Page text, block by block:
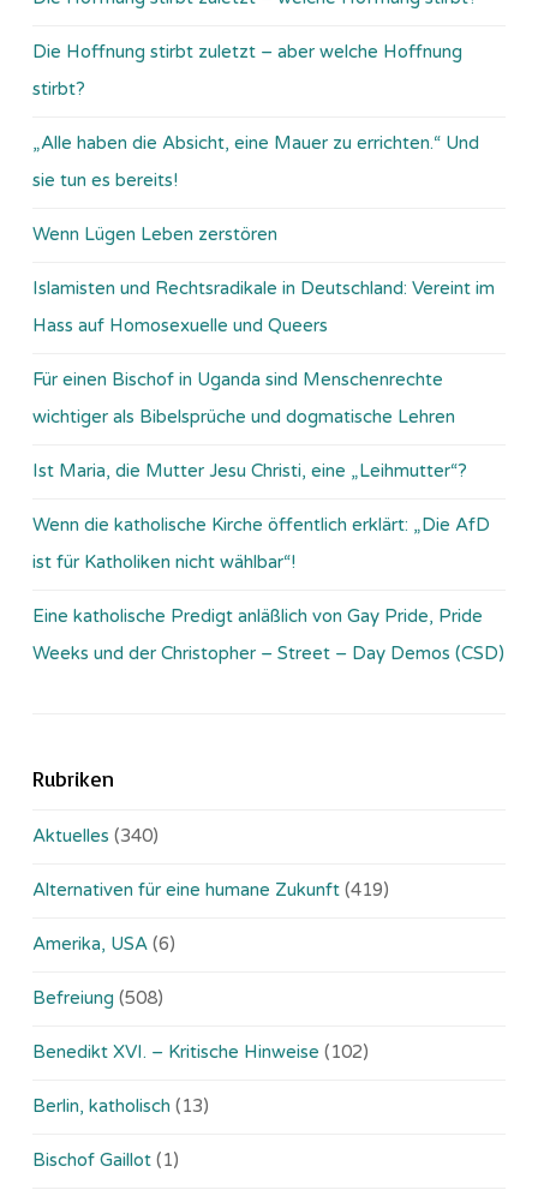
Die Hoffnung stirbt zuletzt – aber welche Hoffnung
stirbt?
„Alle haben die Absicht, eine Mauer zu errichten.“ Und
sie tun es bereits!
Wenn Lügen Leben zerstören
Islamisten und Rechtsradikale in Deutschland: Vereint im
Hass auf Homosexuelle und Queers
Für einen Bischof in Uganda sind Menschenrechte
wichtiger als Bibelsprüche und dogmatische Lehren
Ist Maria, die Mutter Jesu Christi, eine „Leihmutter“?
Wenn die katholische Kirche öffentlich erklärt: „Die AfD
ist für Katholiken nicht wählbar“!
Eine katholische Predigt anläßlich von Gay Pride, Pride
Weeks und der Christopher – Street – Day Demos (CSD)
Rubriken
Aktuelles (340)
Alternativen für eine humane Zukunft (419)
Amerika, USA (6)
Befreiung (508)
Benedikt XVI. – Kritische Hinweise (102)
Berlin, katholisch (13)
Bischof Gaillot (1)